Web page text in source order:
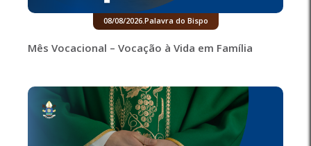
08/08/2026.Palavra do Bispo
Mês Vocacional – Vocação à Vida em Família